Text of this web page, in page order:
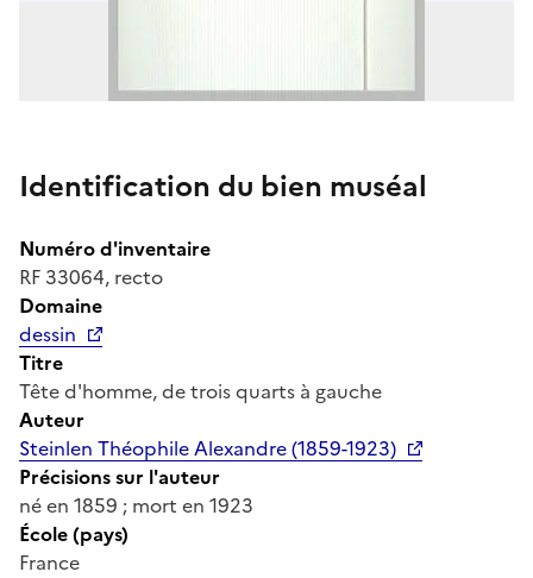
Identification du bien muséal
Numéro d'inventaire
RF 33064, recto
Domaine
dessin
Titre
Tête d'homme, de trois quarts à gauche
Auteur
Steinlen Théophile Alexandre (1859-1923)
Précisions sur l'auteur
né en 1859 ; mort en 1923
École (pays)
France